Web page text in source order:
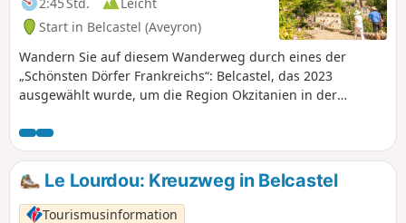
Start in Belcastel (Aveyron)
Wandern Sie auf diesem Wanderweg durch eines der
„Schönsten Dörfer Frankreichs“: Belcastel, das 2023
ausgewählt wurde, um die Region Okzitanien in der
vertreten. Begeben Sie sich auf eine Reise durch mehr als
1000 Jahre Geschichte bis zum Roc d’Anglars. Die
Wanderung verläuft insgesamt eher schattig.
Le Lourdou: Kreuzweg in Belcastel
Tourismusinformation